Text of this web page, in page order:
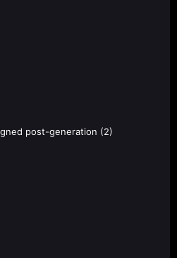
post-generation (2)